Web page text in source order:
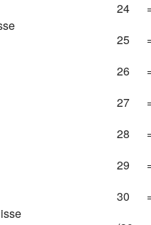
24 =
25 =
26 =
27 =
28 =
29 =
30 =